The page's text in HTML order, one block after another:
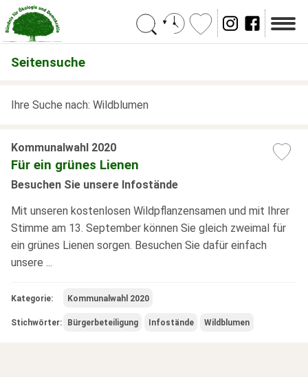
Suchen
Seitensuche
Ihre Suche nach: Wildblumen
Kommunalwahl 2020
Für ein grünes Lienen
Besuchen Sie unsere Infostände
Mit unseren kostenlosen Wildpflanzensamen und mit Ihrer
Stimme am 13. September können Sie gleich zweimal für
ein grünes Lienen sorgen. Besuchen Sie dafür einfach
unsere ...
Kategorie: Kommunalwahl 2020
Stichwörter: Bürgerbeteiligung Infostände Wildblumen